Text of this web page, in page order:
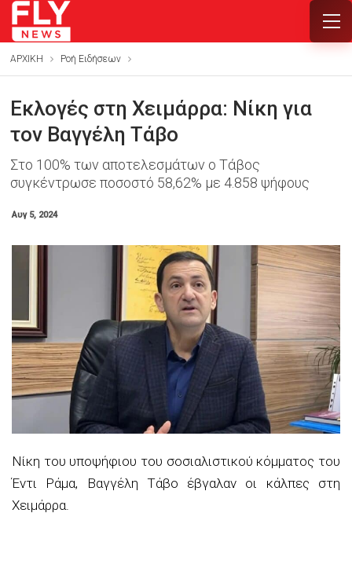
ΑΡΧΙΚΗ Ροή Ειδήσεων
Εκλογές στη Χειμάρρα: Νίκη για
τον Βαγγέλη Τάβο
Στο 100% των αποτελεσμάτων ο Τάβος
συγκέντρωσε ποσοστό 58,62% με 4.858 ψήφους
Αυγ 5, 2024
Νίκη του υποψήφιου του σοσιαλιστικού κόμματος του
Έντι Ράμα, Βαγγέλη Τάβο έβγαλαν οι κάλπες στη
Χειμάρρα.